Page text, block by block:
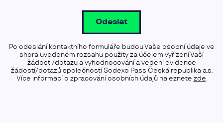
Odeslat
Po odeslání kontaktního formuláře budou Vaše osobní údaje ve
shora uvedeném rozsahu použity za účelem vyřízení Vaší
žádosti/dotazu a vyhodnocování a vedení evidence
žádostí/dotazů společností Sodexo Pass Česká republika a.s.
Více informací o zpracování osobních údajů naleznete zde.